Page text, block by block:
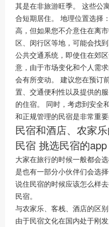
其是在非旅游旺季。 这些公
合短期居住。 地理位置选择
高，但如果您不介意住在离
区、闵行区等地，可能会找
公共交通系统，即使住在郊
意，由于市场变化和个人需
会有所变动。 建议您在预订
置、交通便利性以及提供的
的住宿。 同时，考虑到安全
和正规管理的民宿是非常重要
民宿和酒店、农家
民宿 挑选民宿的app
大家在旅行的时候一般都会
是也有一部分小伙伴们会选
说住民宿的时候应该怎么样
民宿。
与农家乐、客栈、酒店的区别
由于民宿文化在国内处于刚